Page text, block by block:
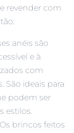
revender com
anéis são
e à
com
São ideais para
podem ser
estilos.
brincos feitos